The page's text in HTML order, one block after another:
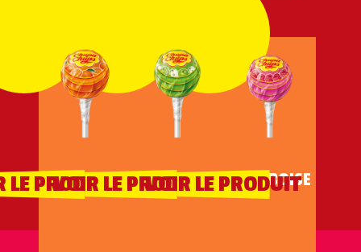
ORANGE
LE PRODUIT POMME
VOIR LE PRODUIT FRAMBOISE
VOIR LE PRODUIT